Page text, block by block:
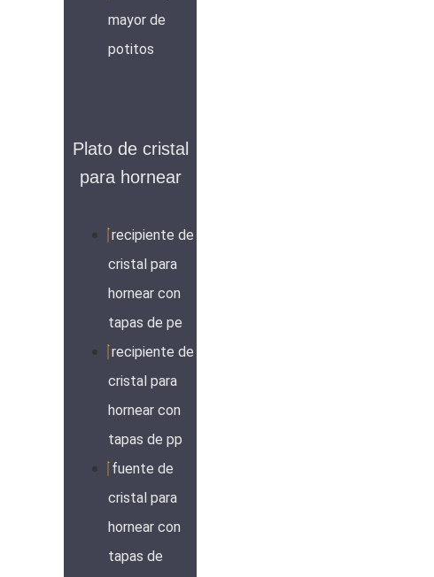
mayor de
potitos
Plato de cristal
para hornear
recipiente de
cristal para
hornear con
tapas de pe
recipiente de
cristal para
hornear con
tapas de pp
fuente de
cristal para
hornear con
tapas de